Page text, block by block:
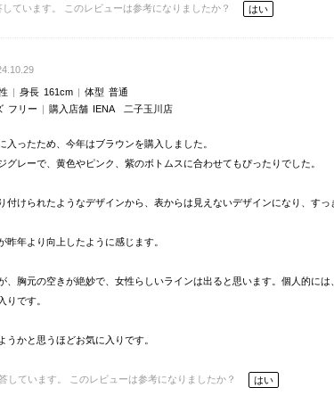
ています。 このレビューは参考になりましたか？ はい
身長 161cm 体型 普通
フリー 購入店舗 IENA 二子玉川店
入ったため、今年はブラウンを購入しました。
グレーで、黄色やピンク、紫のボトムスに合わせてもぴったりでした。
付けられたようなデザインから、表からは見えないデザインになり、すっ
昨年より向上したように感じます。
、胸元の空きが絶妙で、女性らしいラインは出ると思います。個人的に
りです。
うかと思うほどお気に入りです。
しています。 このレビューは参考になりましたか？ はい